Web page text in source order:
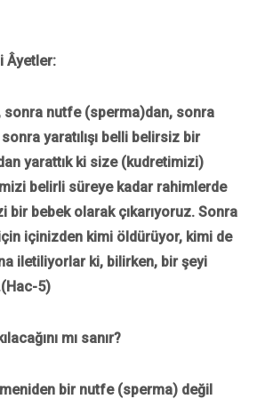
Âyetler:
sonra nutfe (sperma)dan, sonra
yaratılışı belli belirsiz bir
yarattık ki size (kudretimizi)
belirli süreye kadar rahimlerde
bir bebek olarak çıkarıyoruz. Sonra
içinizden kimi öldürüyor, kimi de
iletiliyorlar ki, bilirken, bir şeyi
5)
mı sanır?
bir nutfe (sperma) değil